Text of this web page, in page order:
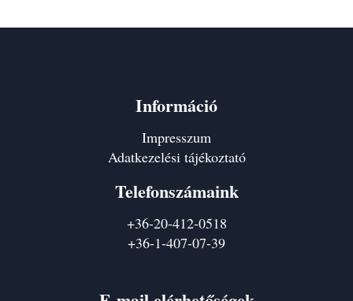
Információ
Impresszum
Adatkezelési tájékoztató
Telefonszámaink
+36-20-412-0518
+36-1-407-07-39